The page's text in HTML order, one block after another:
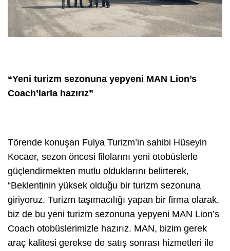
“Yeni turizm sezonuna yepyeni MAN Lion’s
Coach’larla hazırız”
Törende konuşan Fulya Turizm’in sahibi Hüseyin
Kocaer, sezon öncesi filolarını yeni otobüslerle
güçlendirmekten mutlu olduklarını belirterek,
“Beklentinin yüksek olduğu bir turizm sezonuna
giriyoruz. Turizm taşımacılığı yapan bir firma olarak,
biz de bu yeni turizm sezonuna yepyeni MAN Lion’s
Coach otobüslerimizle hazırız. MAN, bizim gerek
araç kalitesi gerekse de satış sonrası hizmetleri ile